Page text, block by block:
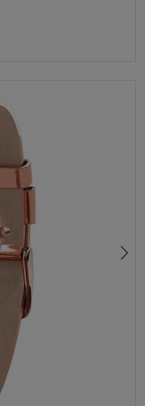
się więcej
ZEGAREK ICE-WATCH ICE GLAM COLOUR 015330 ZEGAREK DAMSKI DZIEWCZĘCY RÓŻOWY